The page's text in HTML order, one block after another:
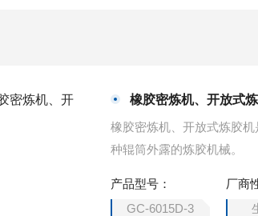
橡胶密炼机、开放式
橡胶密炼机、开放式炼胶
种辊筒外露的炼胶机械。
产品型号：
GC-6015D-3
厂商